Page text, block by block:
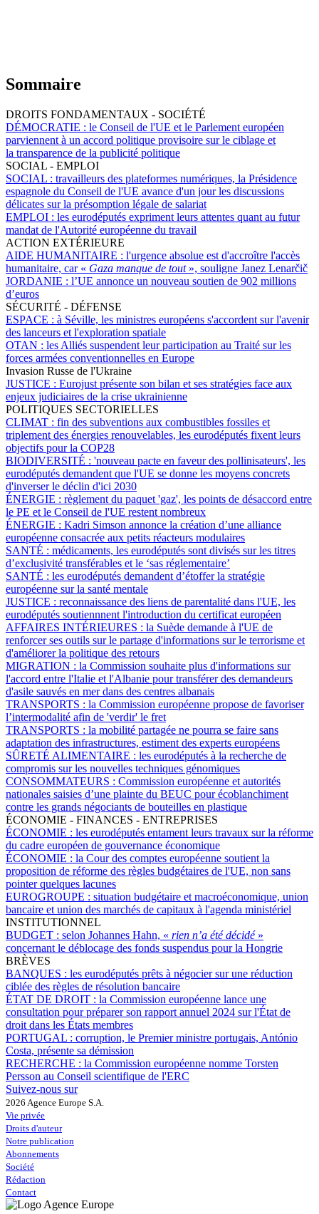
Sommaire
DROITS FONDAMENTAUX - SOCIÉTÉ
DÉMOCRATIE : le Conseil de l'UE et le Parlement européen
parviennent à un accord politique provisoire sur le ciblage et
la transparence de la publicité politique
SOCIAL - EMPLOI
SOCIAL : travailleurs des plateformes numériques, la Présidence
espagnole du Conseil de l'UE avance d'un jour les discussions
délicates sur la présomption légale de salariat
EMPLOI : les eurodéputés expriment leurs attentes quant au futur
mandat de l'Autorité européenne du travail
ACTION EXTÉRIEURE
AIDE HUMANITAIRE : l'urgence absolue est d'accroître l'accès
humanitaire, car « Gaza manque de tout », souligne Janez Lenarčič
JORDANIE : l’UE annonce un nouveau soutien de 902 millions
d’euros
SÉCURITÉ - DÉFENSE
ESPACE : à Séville, les ministres européens s'accordent sur l'avenir
des lanceurs et l'exploration spatiale
OTAN : les Alliés suspendent leur participation au Traité sur les
forces armées conventionnelles en Europe
Invasion Russe de l'Ukraine
JUSTICE : Eurojust présente son bilan et ses stratégies face aux
enjeux judiciaires de la crise ukrainienne
POLITIQUES SECTORIELLES
CLIMAT : fin des subventions aux combustibles fossiles et
triplement des énergies renouvelables, les eurodéputés fixent leurs
objectifs pour la COP28
BIODIVERSITÉ : 'nouveau pacte en faveur des pollinisateurs', les
eurodéputés demandent que l'UE se donne les moyens concrets
d'inverser le déclin d'ici 2030
ÉNERGIE : règlement du paquet 'gaz', les points de désaccord entre
le PE et le Conseil de l'UE restent nombreux
ÉNERGIE : Kadri Simson annonce la création d’une alliance
européenne consacrée aux petits réacteurs modulaires
SANTÉ : médicaments, les eurodéputés sont divisés sur les titres
d’exclusivité transférables et le ‘sas réglementaire’
SANTÉ : les eurodéputés demandent d’étoffer la stratégie
européenne sur la santé mentale
JUSTICE : reconnaissance des liens de parentalité dans l'UE, les
eurodéputés soutiennnent l'introduction du certificat européen
AFFAIRES INTÉRIEURES : la Suède demande à l'UE de
renforcer ses outils sur le partage d'informations sur le terrorisme et
d'améliorer la politique des retours
MIGRATION : la Commission souhaite plus d'informations sur
l'accord entre l'Italie et l'Albanie pour transférer des demandeurs
d'asile sauvés en mer dans des centres albanais
TRANSPORTS : la Commission européenne propose de favoriser
l’intermodalité afin de 'verdir' le fret
TRANSPORTS : la mobilité partagée ne pourra se faire sans
adaptation des infrastructures, estiment des experts européens
SÛRETÉ ALIMENTAIRE : les eurodéputés à la recherche de
compromis sur les nouvelles techniques génomiques
CONSOMMATEURS : Commission européenne et autorités
nationales saisies d’une plainte du BEUC pour écoblanchiment
contre les grands négociants de bouteilles en plastique
ÉCONOMIE - FINANCES - ENTREPRISES
ÉCONOMIE : les eurodéputés entament leurs travaux sur la réforme
du cadre européen de gouvernance économique
ÉCONOMIE : la Cour des comptes européenne soutient la
proposition de réforme des règles budgétaires de l'UE, non sans
pointer quelques lacunes
EUROGROUPE : situation budgétaire et macroéconomique, union
bancaire et union des marchés de capitaux à l'agenda ministériel
INSTITUTIONNEL
BUDGET : selon Johannes Hahn, « rien n’a été décidé »
concernant le déblocage des fonds suspendus pour la Hongrie
BRÈVES
BANQUES : les eurodéputés prêts à négocier sur une réduction
ciblée des règles de résolution bancaire
ÉTAT DE DROIT : la Commission européenne lance une
consultation pour préparer son rapport annuel 2024 sur l'État de
droit dans les États membres
PORTUGAL : corruption, le Premier ministre portugais, António
Costa, présente sa démission
RECHERCHE : la Commission européenne nomme Torsten
Persson au Conseil scientifique de l'ERC
Suivez-nous sur
2026 Agence Europe S.A.
Vie privée
Droits d'auteur
Notre publication
Abonnements
Société
Rédaction
Contact